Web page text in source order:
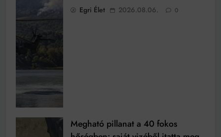
Egri Élet 2026.08.06. 0
Megható pillanat a 40 fokos